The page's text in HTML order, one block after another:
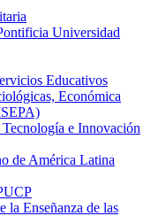
Universidad
Educativos
Económica
e Innovación
de América Latina
la Enseñanza de las